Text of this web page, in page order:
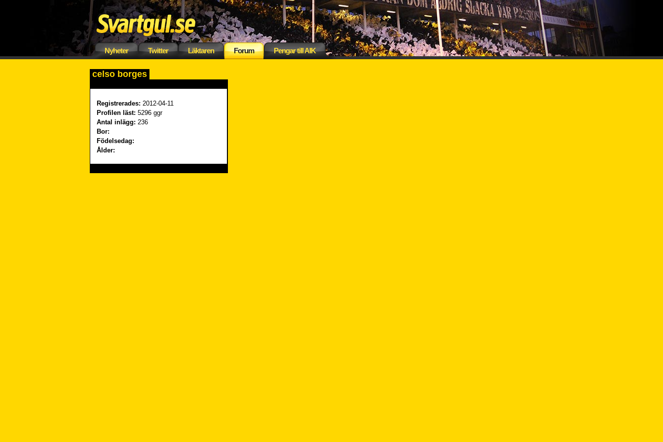
Nyheter Twitter Läktaren Forum Pengar till AIK
celso borges
Registrerades: 2012-04-11
Profilen läst: 5296 ggr
Antal inlägg: 236
Bor:
Födelsedag:
Ålder: